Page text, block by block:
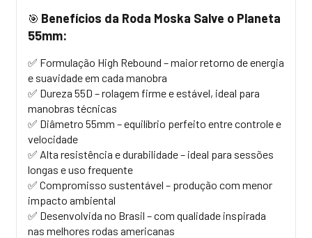
🎯 Benefícios da Roda Moska Salve o Planeta
55mm:
✅ Formulação High Rebound – maior retorno de energia
e suavidade em cada manobra
✅ Dureza 55D – rolagem firme e estável, ideal para
manobras técnicas
✅ Diâmetro 55mm – equilíbrio perfeito entre controle e
velocidade
✅ Alta resistência e durabilidade – ideal para sessões
longas e uso frequente
✅ Compromisso sustentável – produção com menor
impacto ambiental
✅ Desenvolvida no Brasil – com qualidade inspirada
nas melhores rodas americanas